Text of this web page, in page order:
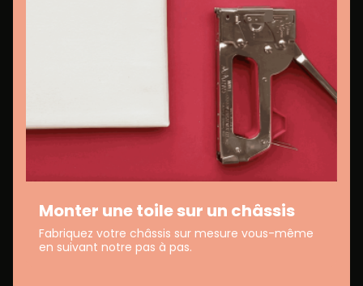
Monter une toile sur un châssis
Fabriquez votre châssis sur mesure vous-même
en suivant notre pas à pas.